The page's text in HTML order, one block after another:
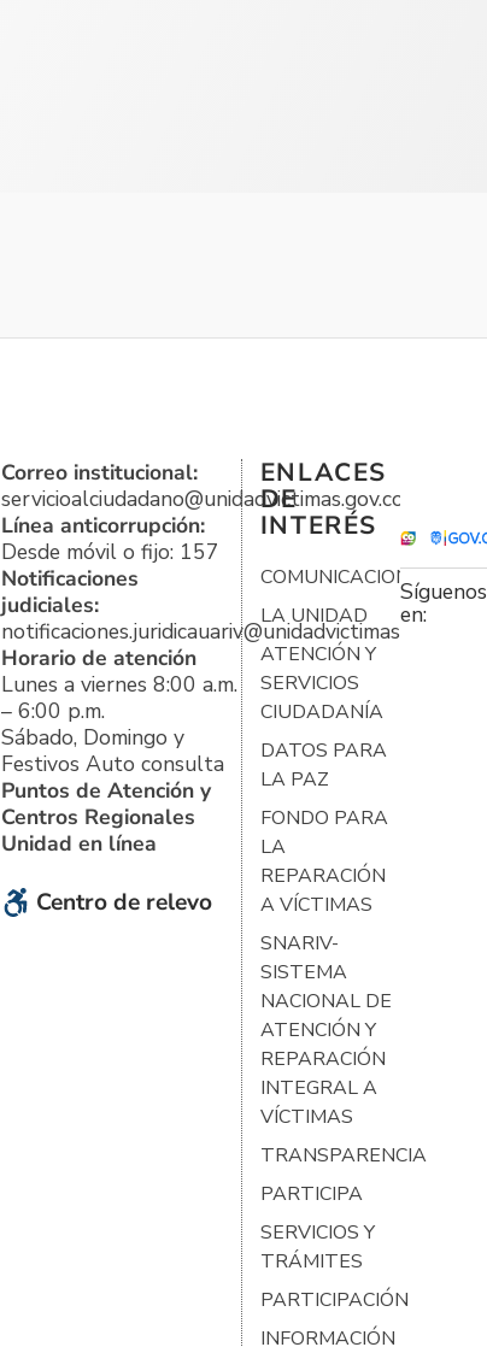
Correo institucional:
servicioalciudadano@unidadvictimas.gov.co
Línea anticorrupción:
Desde móvil o fijo: 157
Notificaciones
judiciales:
notificaciones.juridicauariv@unidadvictimas.gov.co
Horario de atención
Lunes a viernes 8:00 a.m.
– 6:00 p.m.
Sábado, Domingo y
Festivos Auto consulta
Puntos de Atención y
Centros Regionales
Unidad en línea
Centro de relevo
ENLACES
DE
INTERÉS
COMUNICACIONES
LA UNIDAD
ATENCIÓN Y
SERVICIOS
CIUDADANÍA
DATOS PARA
LA PAZ
FONDO PARA
LA
REPARACIÓN
A VÍCTIMAS
SNARIV-
SISTEMA
NACIONAL DE
ATENCIÓN Y
REPARACIÓN
INTEGRAL A
VÍCTIMAS
TRANSPARENCIA
PARTICIPA
SERVICIOS Y
TRÁMITES
PARTICIPACIÓN
INFORMACIÓN
Síguenos
en: